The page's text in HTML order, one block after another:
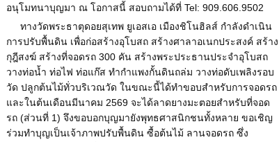
อนุโมทนาบุญมา ณ โอกาสนี้ สอบถามได้ที่ Tel: 909.606.9502
ทางวัดพระธาตุดอยสุเทพ ยูเอสเอ เมืองชิโนฮิลส์ กำลังดำเนิน
การปรับพื้นดิน เพื่อก่อสร้างอุโบสถ สร้างศาลาอเนกประสงค์ สร้าง
กุฎีสงฆ์ สร้างที่จอดรถ 300 คัน สร้างพระประธานประจำอุโบสถ
วางท่อน้ำ ท่อไฟ ท่อแก๊ส ทำกำแพงกั้นดินถล่ม วางท่อดับเพลิงรอบ
วัด ปลูกต้นไม้ทั่วบริเวณวัด ในขณะนี้ได้ทำขอบสำหรับการจอดรถ
และในต้นเดือนมีนาคม 2569 จะได้ลาดยางมะตอยสำหรับที่จอด
รถ (ส่วนที่ 1) จึงขอบอกบุญมายังพุทธศาสนิกชนทั้งหลาย ขอเชิญ
ร่วมทำบุญเป็นเจ้าภาพปรับพื้นดิน ซื้อต้นไม้ ลานจอดรถ ซึ่ง